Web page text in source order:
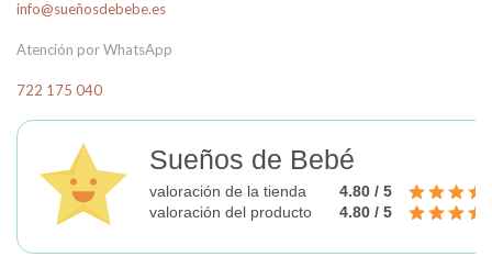
info@sueñosdebebe.es
Atención por WhatsApp
722 175 040
Sueños de Bebé
valoración de la tienda
4.80 / 5
valoración del producto
4.80 / 5